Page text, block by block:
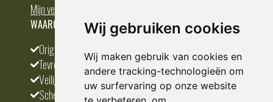
Wij gebruiken cookies
Wij maken gebruik van cookies en
andere tracking-technologieën om
uw surfervaring op onze website
Mijn verlanglijst
WAAROM BESTELLEN BIJ DEDUMP.NL
Origineel en divers
Tevreden klanten
Veilig betalen
Scherpste prijs